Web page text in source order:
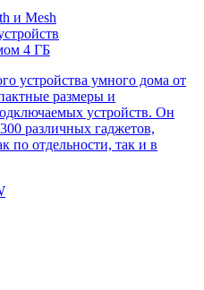
и Mesh
4 ГБ
устройства умного дома от
размеры и
устройств. Он
различных гаджетов,
по отдельности, так и в